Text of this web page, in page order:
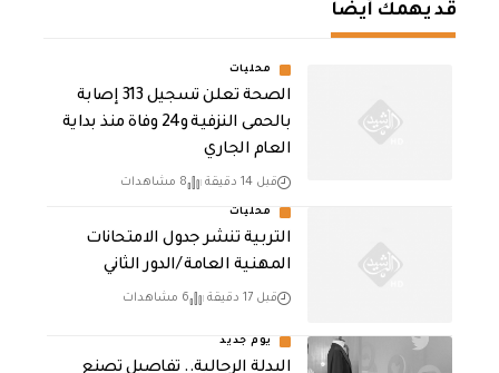
قد يهمك أيضا
محليات
الصحة تعلن تسجيل 313 إصابة
بالحمى النزفية و24 وفاة منذ بداية
العام الجاري
قبل 14 دقيقة 8 مشاهدات
محليات
التربية تنشر جدول الامتحانات
المهنية العامة /الدور الثاني
قبل 17 دقيقة 6 مشاهدات
يوم جديد
البدلة الرجالية.. تفاصيل تصنع